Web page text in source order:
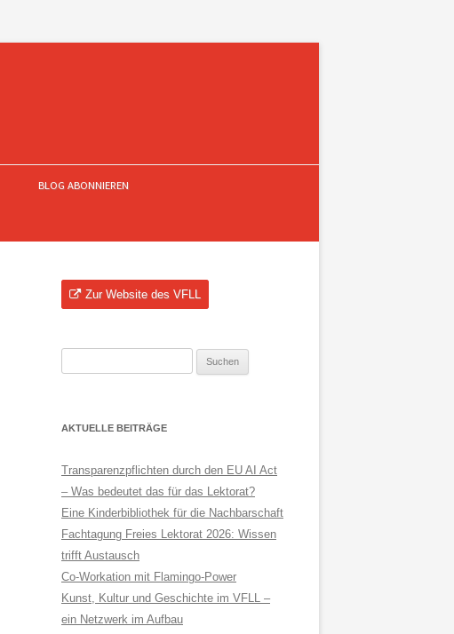
BLOG ABONNIEREN
Zur Website des VFLL
AKTUELLE BEITRÄGE
Transparenzpflichten durch den EU AI Act
– Was bedeutet das für das Lektorat?
Eine Kinderbibliothek für die Nachbarschaft
Fachtagung Freies Lektorat 2026: Wissen
trifft Austausch
Co-Workation mit Flamingo-Power
Kunst, Kultur und Geschichte im VFLL –
ein Netzwerk im Aufbau